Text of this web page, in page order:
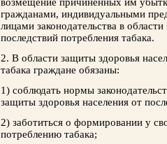
гражданами, индивидуальными
лицами законодательства в
последствий потребления табака.
2. В области защиты здоровья
табака граждане обязаны:
1) соблюдать нормы
защиты здоровья населения от
2) заботиться о формировании у
потреблению табака;